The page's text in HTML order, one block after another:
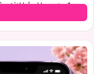
từ khắp khu vực, đang
sinh tiểu học đầu cấp
chóng đạt được đà, với
lên Ủy ban Nhà
phần của cuộc trò